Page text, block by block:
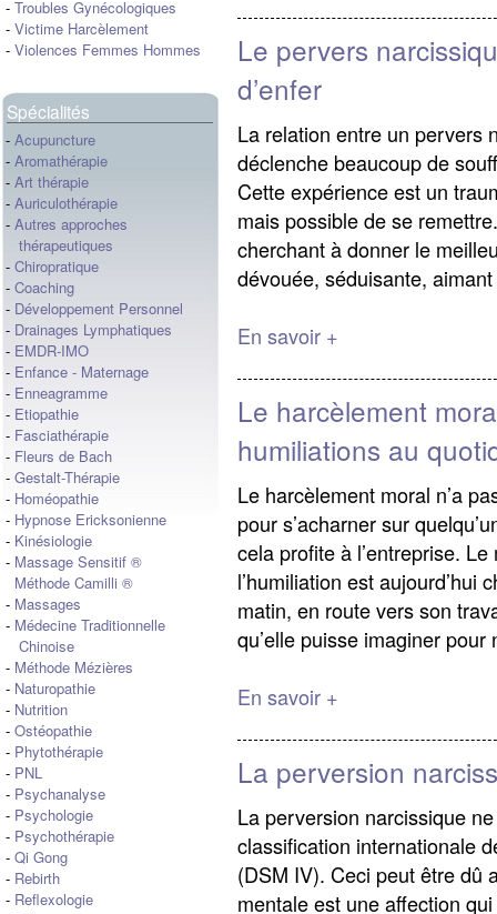
- Troubles Gynécologiques
- Victime Harcèlement
- Violences Femmes Hommes
Spécialités
- Acupuncture
- Aromathérapie
- Art thérapie
- Auriculothérapie
- Autres approches
thérapeutiques
- Chiropratique
- Coaching
- Développement Personnel
- Drainages Lymphatiques
- EMDR-IMO
- Enfance - Maternage
- Enneagramme
- Etiopathie
- Fasciathérapie
- Fleurs de Bach
- Gestalt-Thérapie
- Homéopathie
- Hypnose Ericksonienne
- Kinésiologie
- Massage Sensitif ®
Méthode Camilli ®
- Massages
- Médecine Traditionnelle
Chinoise
- Méthode Mézières
- Naturopathie
- Nutrition
- Ostéopathie
- Phytothérapie
- PNL
- Psychanalyse
- Psychologie
- Psychothérapie
- Qi Gong
- Rebirth
- Reflexologie
Le pervers
d’enfer
La relation entre un pervers
déclenche beaucoup de
Cette expérience est un
mais possible de se
cherchant à donner le
dévouée, séduisante,
En savoir +
Le harcèlement
humiliations au
Le harcèlement moral n’a
pour s’acharner sur
cela profite à l’entreprise.
l’humiliation est aujourd’hui
matin, en route vers son
qu’elle puisse imaginer pour
En savoir +
La perversion
La perversion narcissique
classification internationale
(DSM IV). Ceci peut être dû
mentale est une affection